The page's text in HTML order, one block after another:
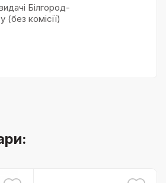
Білгород-
(без комісії)